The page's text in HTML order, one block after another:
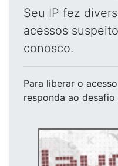
Seu IP fez
acessos
conosco.
Para liberar o acesso
responda ao desafio